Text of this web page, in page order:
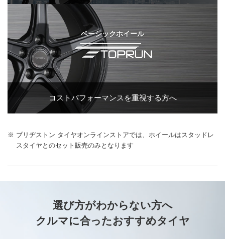
ベーシックホイール
コストパフォーマンスを重視する方へ
※ ブリヂストン タイヤオンラインストアでは、ホイールはスタッドレ
スタイヤとのセット販売のみとなります
選び方がわからない方へ
クルマに合ったおすすめタイヤ